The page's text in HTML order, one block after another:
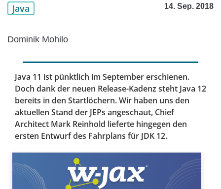
Java 14. Sep. 2018
Dominik Mohilo
Java 11 ist pünktlich im September erschienen.
Doch dank der neuen Release-Kadenz steht Java 12
bereits in den Startlöchern. Wir haben uns den
aktuellen Stand der JEPs angeschaut, Chief
Architect Mark Reinhold lieferte hingegen den
ersten Entwurf des Fahrplans für JDK 12.